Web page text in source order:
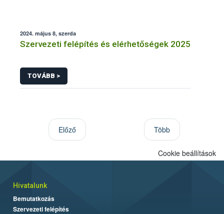
2024. május 8, szerda
Szervezeti felépítés és elérhetőségek 2025
TOVÁBB >
Előző Több
Cookie beállítások
Hivatalunk
Bemutatkozás
Szervezeti felépítés